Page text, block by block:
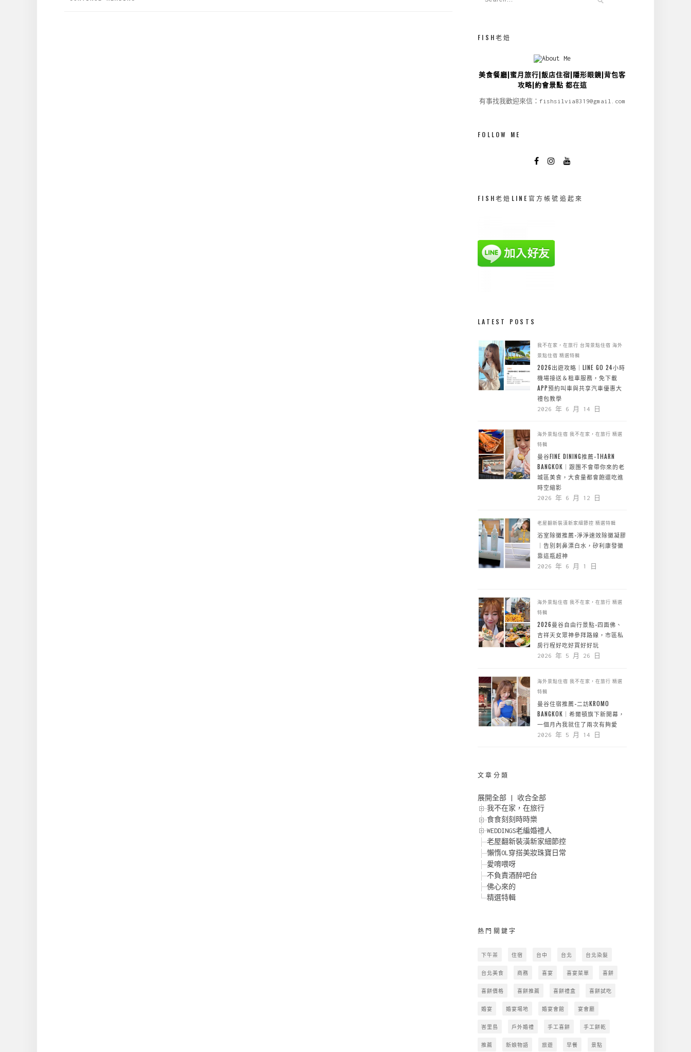
FISH老妞
美食餐廳|蜜月旅行|飯店住宿|隱形眼鏡|背包客
攻略|約會景點 都在這
有事找我歡迎來信：fishsilvia8319@gmail.com
FOLLOW ME
FISH老妞LINE官方帳號追起來
LATEST POSTS
我不在家，在旅行 台灣景點住宿 海外
景點住宿 精選特輯
2026出遊攻略｜LINE GO 24小時
機場接送＆租車服務，免下載
APP預約叫車與共享汽車優惠大
禮包教學
2026 年 6 月 14 日
海外景點住宿 我不在家，在旅行 精選
特輯
曼谷FINE DINING推薦-THARN
BANGKOK｜跟團不會帶你來的老
城區美食，大食量都會飽還吃進
時空縮影
2026 年 6 月 12 日
老屋翻新裝潢新家細節控 精選特輯
浴室除黴推薦-淨淨速效除黴凝膠
｜告別刺鼻漂白水，矽利康發黴
靠這瓶超神
2026 年 6 月 1 日
海外景點住宿 我不在家，在旅行 精選
特輯
2026曼谷自由行景點-四面佛、
吉祥天女眾神參拜路線，市區私
房行程好吃好買好好玩
2026 年 5 月 26 日
海外景點住宿 我不在家，在旅行 精選
特輯
曼谷住宿推薦-二訪KROMO
BANGKOK｜希爾頓旗下新開幕，
一個月內我就住了兩次有夠愛
2026 年 5 月 14 日
文章分類
展開全部
收合全部
我不在家，在旅行
食食刻刻時時樂
WEDDINGS老編婚禮人
老屋翻新裝潢新家細節控
懶惰OL穿搭美妝珠寶日常
愛唷喂呀
不負責酒醉吧台
佛心來的
精選特輯
熱門關鍵字
下午茶 住宿 台中 台北 台北染髮
台北美食 商務 喜宴 喜宴菜單 喜餅
喜餅價格 喜餅推薦 喜餅禮盒 喜餅試吃
婚宴 婚宴場地 婚宴會館 宴會廳
峇里島 戶外婚禮 手工喜餅 手工餅乾
推薦 新娘物語 旅遊 早餐 景點